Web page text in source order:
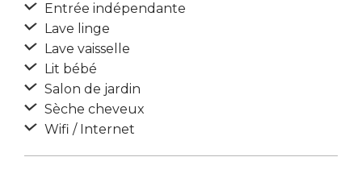
Entrée indépendante
Lave linge
Lave vaisselle
Lit bébé
Salon de jardin
Sèche cheveux
Wifi / Internet